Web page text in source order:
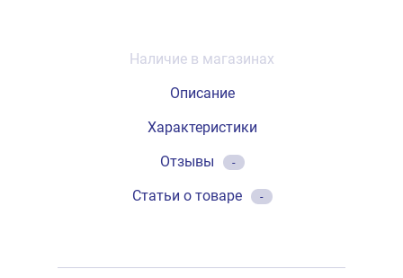
Наличие в магазинах
Описание
Характеристики
Отзывы
-
Статьи о товаре -